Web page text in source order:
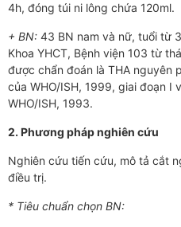
4h, đóng túi ni lông chứa 120ml.
+ BN: 43 BN nam và nữ, tuổi từ
Khoa YHCT, Bệnh viện 103 từ
đ­ược chẩn đoán là THA nguyên
của WHO/ISH, 1999, giai đoạn I
WHO/ISH, 1993.
2. Phương pháp nghiên cứu
Nghiên cứu tiến cứu, mô tả cắt
điều trị.
* Tiêu chuẩn chọn BN: